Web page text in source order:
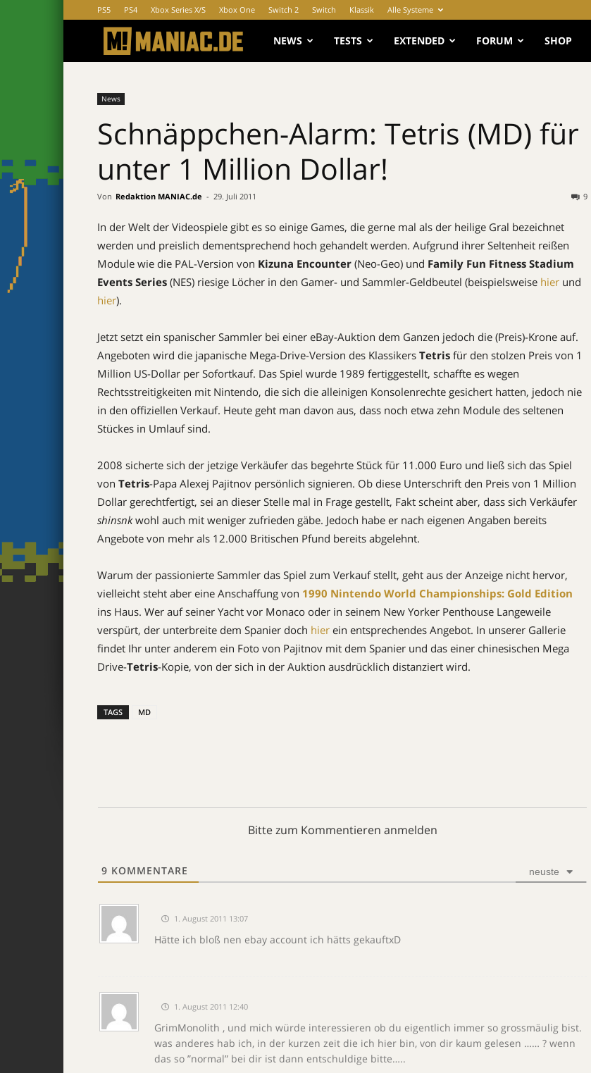
PS5 PS4 Xbox Series X/S Xbox One Switch 2 Switch Klassik Alle Systeme
MANIAC.de
NEWS TESTS EXTENDED FORUM SHOP
News
Schnäppchen-Alarm: Tetris (MD) für
unter 1 Million Dollar!
Von Redaktion MANIAC.de - 29. Juli 2011 9
In der Welt der Videospiele gibt es so einige Games, die gerne mal als der heilige Gral bezeichnet
werden und preislich dementsprechend hoch gehandelt werden. Aufgrund ihrer Seltenheit reißen
Module wie die PAL-Version von Kizuna Encounter (Neo-Geo) und Family Fun Fitness Stadium
Events Series (NES) riesige Löcher in den Gamer- und Sammler-Geldbeutel (beispielsweise hier und
hier).
Jetzt setzt ein spanischer Sammler bei einer eBay-Auktion dem Ganzen jedoch die (Preis)-Krone auf.
Angeboten wird die japanische Mega-Drive-Version des Klassikers Tetris für den stolzen Preis von 1
Million US-Dollar per Sofortkauf. Das Spiel wurde 1989 fertiggestellt, schaffte es wegen
Rechtsstreitigkeiten mit Nintendo, die sich die alleinigen Konsolenrechte gesichert hatten, jedoch nie
in den offiziellen Verkauf. Heute geht man davon aus, dass noch etwa zehn Module des seltenen
Stückes in Umlauf sind.
2008 sicherte sich der jetzige Verkäufer das begehrte Stück für 11.000 Euro und ließ sich das Spiel
von Tetris-Papa Alexej Pajitnov persönlich signieren. Ob diese Unterschrift den Preis von 1 Million
Dollar gerechtfertigt, sei an dieser Stelle mal in Frage gestellt, Fakt scheint aber, dass sich Verkäufer
shinsnkwohl auch mit weniger zufrieden gäbe. Jedoch habe er nach eigenen Angaben bereits
Angebote von mehr als 12.000 Britischen Pfund bereits abgelehnt.
Warum der passionierte Sammler das Spiel zum Verkauf stellt, geht aus der Anzeige nicht hervor,
vielleicht steht aber eine Anschaffung von 1990 Nintendo World Championships: Gold Edition
ins Haus. Wer auf seiner Yacht vor Monaco oder in seinem New Yorker Penthouse Langeweile
verspürt, der unterbreite dem Spanier doch hier ein entsprechendes Angebot. In unserer Gallerie
findet Ihr unter anderem ein Foto von Pajitnov mit dem Spanier und das einer chinesischen Mega
Drive-Tetris-Kopie, von der sich in der Auktion ausdrücklich distanziert wird.
TAGS MD
Bitte zum Kommentieren anmelden
9 KOMMENTARE neuste
1. August 2011 13:07
Hätte ich bloß nen ebay account ich hätts gekauftxD
1. August 2011 12:40
GrimMonolith , und mich würde interessieren ob du eigentlich immer so grossmäulig bist.
was anderes hab ich, in der kurzen zeit die ich hier bin, von dir kaum gelesen …… ? wenn
das so ”normal” bei dir ist dann entschuldige bitte…..